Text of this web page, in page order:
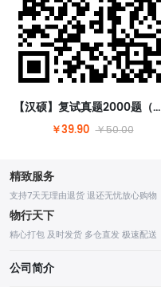
【汉硕】复试真题2000题（含答案）【请扫码购买】
￥39.90 ￥50.00
精致服务
支持7天无理由退货 退还无忧放心购物
物行天下
精心打包 及时发货 多仓直发 极速配送
公司简介